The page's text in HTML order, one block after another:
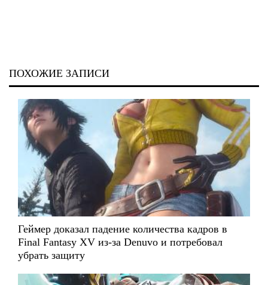
ПОХОЖИЕ ЗАПИСИ
Геймер доказал падение количества кадров в
Final Fantasy XV из-за Denuvo и потребовал
убрать защиту